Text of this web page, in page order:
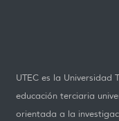
UTEC es la Universidad
educación terciaria
orientada a la